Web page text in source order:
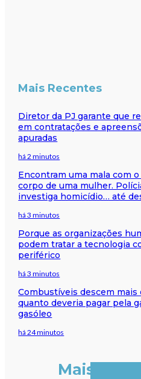
Mais Recentes
Diretor da PJ garante que
em contratações e
apuradas
há 2 minutos
Encontram uma mala com
corpo de uma mulher.
investiga homicídio… até
há 3 minutos
Porque as organizações
podem tratar a tecnologia
periférico
há 3 minutos
Combustíveis descem mais
quanto deveria pagar pela
gasóleo
há 24 minutos
Mais